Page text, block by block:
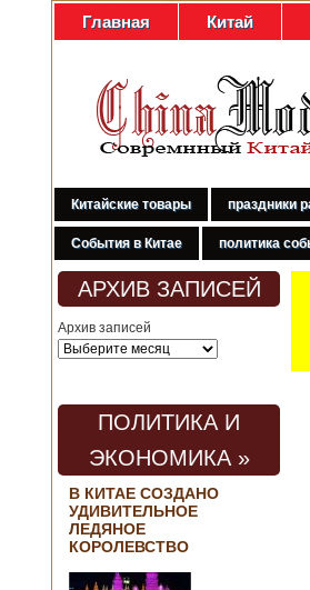
Главная Китай
Китайские товары праздники
События в Китае политика
АРХИВ ЗАПИСЕЙ
Архив записей
ПОЛИТИКА И
ЭКОНОМИКА »
В КИТАЕ СОЗДАНО
УДИВИТЕЛЬНОЕ
ЛЕДЯНОЕ
КОРОЛЕВСТВО